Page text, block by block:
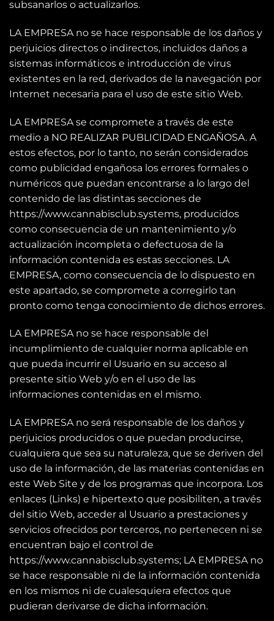
subsanarlos o actualizarlos.
LA EMPRESA no se hace responsable de los daños y
perjuicios directos o indirectos, incluidos daños a
sistemas informáticos e introducción de virus
existentes en la red, derivados de la navegación por
Internet necesaria para el uso de este sitio Web.
LA EMPRESA se compromete a través de este
medio a NO REALIZAR PUBLICIDAD ENGAÑOSA. A
estos efectos, por lo tanto, no serán considerados
como publicidad engañosa los errores formales o
numéricos que puedan encontrarse a lo largo del
contenido de las distintas secciones de
https://www.cannabisclub.systems, producidos
como consecuencia de un mantenimiento y/o
actualización incompleta o defectuosa de la
información contenida es estas secciones. LA
EMPRESA, como consecuencia de lo dispuesto en
este apartado, se compromete a corregirlo tan
pronto como tenga conocimiento de dichos errores.
LA EMPRESA no se hace responsable del
incumplimiento de cualquier norma aplicable en
que pueda incurrir el Usuario en su acceso al
presente sitio Web y/o en el uso de las
informaciones contenidas en el mismo.
LA EMPRESA no será responsable de los daños y
perjuicios producidos o que puedan producirse,
cualquiera que sea su naturaleza, que se deriven del
uso de la información, de las materias contenidas en
este Web Site y de los programas que incorpora. Los
enlaces (Links) e hipertexto que posibiliten, a través
del sitio Web, acceder al Usuario a prestaciones y
servicios ofrecidos por terceros, no pertenecen ni se
encuentran bajo el control de
https://www.cannabisclub.systems; LA EMPRESA no
se hace responsable ni de la información contenida
en los mismos ni de cualesquiera efectos que
pudieran derivarse de dicha información.